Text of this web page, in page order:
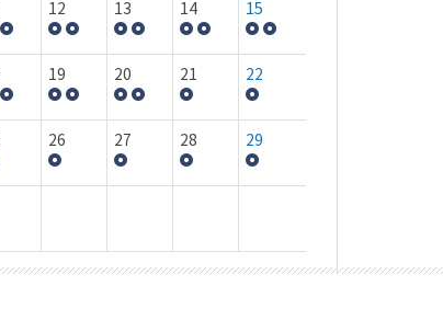
12 13 14 15
19 20 21 22
26 27 28 29